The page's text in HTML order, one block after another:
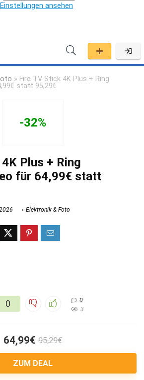
Einstellungen ansehen
» Fire TV Stick 4K Plus + Ring
statt 95,29€
-32%
Plus + Ring
für 64,99€ statt
Elektronik & Foto
0
0
3
64,99€ 95,29€
ZUM DEAL